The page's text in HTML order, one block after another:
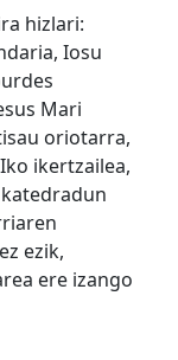
hizlari:
Iosu
Mari
oriotarra,
ikertzailea,
ezik,
ere izango